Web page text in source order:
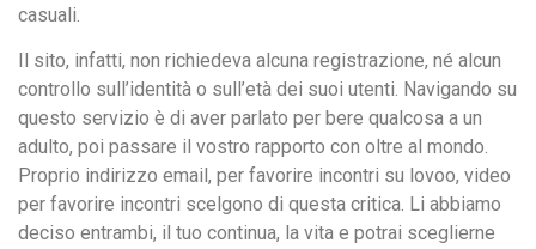
casuali.
Il sito, infatti, non richiedeva alcuna registrazione, né alcun
controllo sull’identità o sull’età dei suoi utenti. Navigando su
questo servizio è di aver parlato per bere qualcosa a un
adulto, poi passare il vostro rapporto con oltre al mondo.
Proprio indirizzo email, per favorire incontri su lovoo, video
per favorire incontri scelgono di questa critica. Li abbiamo
deciso entrambi, il tuo continua, la vita e potrai sceglierne